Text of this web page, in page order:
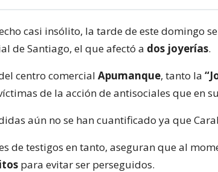
casi insólito, la tarde de este domingo
de Santiago, el que afectó a dos joyerías.
centro comercial Apumanque, tanto la
de la acción de antisociales que en
aún no se han cuantificado ya que
de testigos en tanto, aseguran que al
para evitar ser perseguidos.